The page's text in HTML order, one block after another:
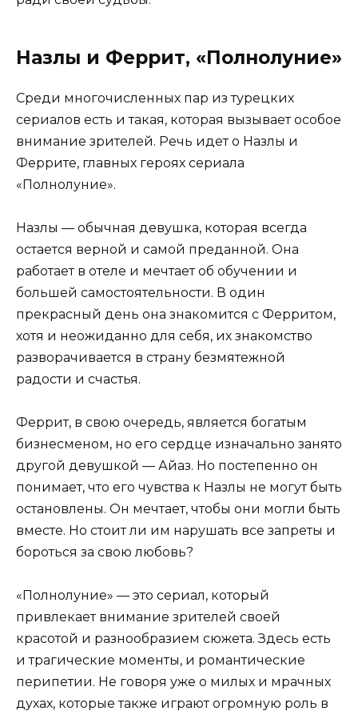
Назлы и Феррит, «Полнолуние»
Среди многочисленных пар из турецких
сериалов есть и такая, которая вызывает особое
внимание зрителей. Речь идет о Назлы и
Феррите, главных героях сериала
«Полнолуние».
Назлы — обычная девушка, которая всегда
остается верной и самой преданной. Она
работает в отеле и мечтает об обучении и
большей самостоятельности. В один
прекрасный день она знакомится с Ферритом,
хотя и неожиданно для себя, их знакомство
разворачивается в страну безмятежной
радости и счастья.
Феррит, в свою очередь, является богатым
бизнесменом, но его сердце изначально занято
другой девушкой — Айаз. Но постепенно он
понимает, что его чувства к Назлы не могут быть
остановлены. Он мечтает, чтобы они могли быть
вместе. Но стоит ли им нарушать все запреты и
бороться за свою любовь?
«Полнолуние» — это сериал, который
привлекает внимание зрителей своей
красотой и разнообразием сюжета. Здесь есть
и трагические моменты, и романтические
перипетии. Не говоря уже о милых и мрачных
духах, которые также играют огромную роль в